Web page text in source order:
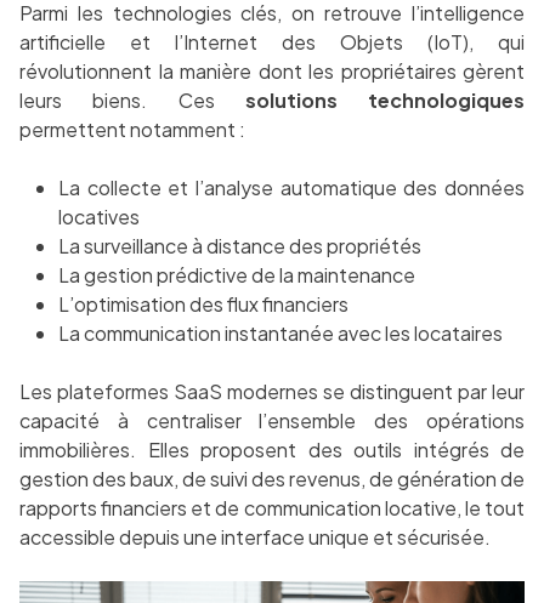
Parmi les technologies clés, on retrouve l’intelligence
artificielle et l’Internet des Objets (IoT), qui
révolutionnent la manière dont les propriétaires gèrent
leurs biens. Ces solutions technologiques
permettent notamment :
La collecte et l’analyse automatique des données
locatives
La surveillance à distance des propriétés
La gestion prédictive de la maintenance
L’optimisation des flux financiers
La communication instantanée avec les locataires
Les plateformes SaaS modernes se distinguent par leur
capacité à centraliser l’ensemble des opérations
immobilières. Elles proposent des outils intégrés de
gestion des baux, de suivi des revenus, de génération de
rapports financiers et de communication locative, le tout
accessible depuis une interface unique et sécurisée.